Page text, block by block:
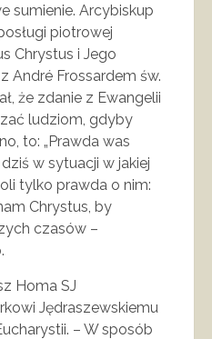
sumienie. Arcybiskup
piotrowej
Chrystus i Jego
André Frossardem św.
że zdanie z Ewangelii
ludziom, gdyby
to: „Prawda was
w sytuacji w jakiej
tylko prawda o nim:
Chrystus, by
czasów –
Homa SJ
Jędraszewskiemu
– W sposób